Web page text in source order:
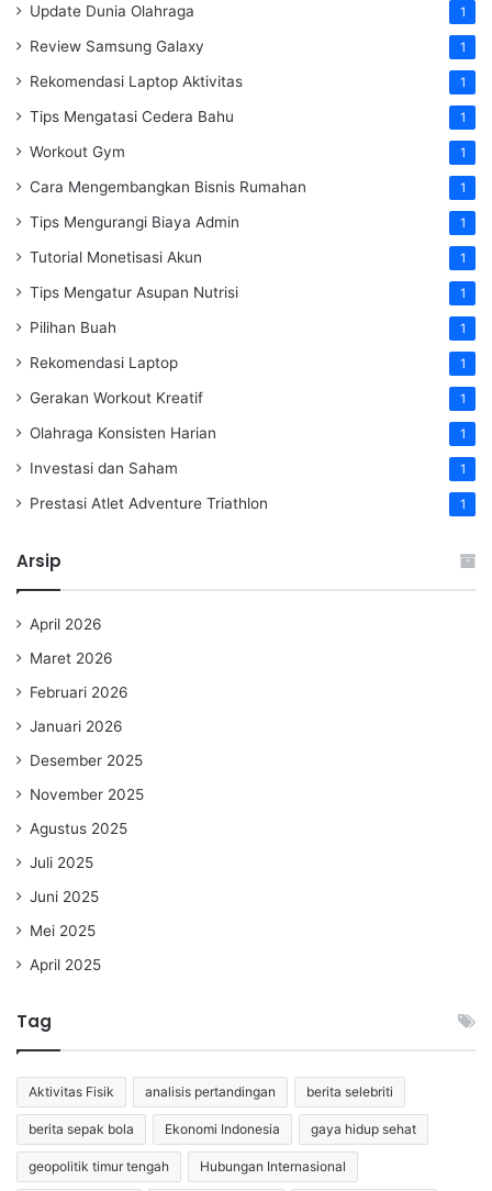
Update Dunia Olahraga 1
Review Samsung Galaxy 1
Rekomendasi Laptop Aktivitas 1
Tips Mengatasi Cedera Bahu 1
Workout Gym 1
Cara Mengembangkan Bisnis Rumahan 1
Tips Mengurangi Biaya Admin 1
Tutorial Monetisasi Akun 1
Tips Mengatur Asupan Nutrisi 1
Pilihan Buah 1
Rekomendasi Laptop 1
Gerakan Workout Kreatif 1
Olahraga Konsisten Harian 1
Investasi dan Saham 1
Prestasi Atlet Adventure Triathlon 1
Arsip
April 2026
Maret 2026
Februari 2026
Januari 2026
Desember 2025
November 2025
Agustus 2025
Juli 2025
Juni 2025
Mei 2025
April 2025
Tag
Aktivitas Fisik analisis pertandingan berita selebriti
berita sepak bola Ekonomi Indonesia gaya hidup sehat
geopolitik timur tengah Hubungan Internasional